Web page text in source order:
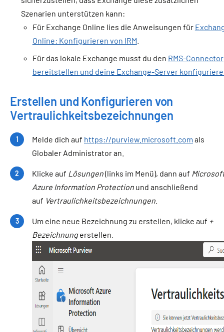
Szenarien unterstützen kann:
Für Exchange Online lies die Anweisungen für
Online: Konfigurieren von IRM
Für das lokale Exchange musst du den RMS-Connector
bereitstellen und deine Exchange-Server
Erstellen und Konfigurieren von
Vertraulichkeitsbezeichnungen
Melde dich auf https://purview.microsoft.com als
Globaler Administrator an.
Klicke auf Lösungen(links im Menü), dann auf
Azure Information Protection und anschließend
auf Vertraulichkeitsbezeichnungen
Um eine neue Bezeichnung zu erstellen, klicke auf +
Bezeichnungerstellen.